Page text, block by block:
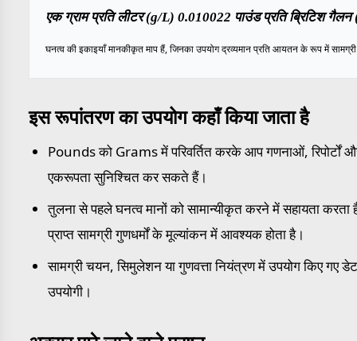
एक ग्राम प्रति लीटर (g/L) 0.010022 पाउंड प्रति ब्रिटिश
घनत्व की इकाइयाँ मानकीकृत माप हैं, जिनका उपयोग द्रव्यमान प्रति आयतन के रूप में
इस रूपांतरण का उपयोग कहाँ किया जाता है
Pounds को Grams में परिवर्तित करके आप गणनाओं, रिपोर्टों और
एकरूपता सुनिश्चित कर सकते हैं।
तुलना से पहले घनत्व मानों को सामान्यीकृत करने में सहायता करता
प्राप्त सामग्री गुणधर्मों के मूल्यांकन में आवश्यक होता है।
सामग्री चयन, सिमुलेशन या गुणवत्ता नियंत्रण में उपयोग किए गए
उपयोगी।